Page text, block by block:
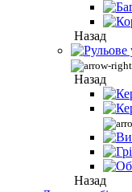
Назад
Назад
Назад